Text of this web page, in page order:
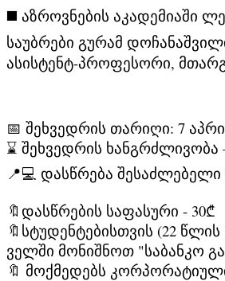
◼️ აზროვნების აკადემიაში
საუბრები გურამ
Ასისტენტ-Პროფესორი,
📅 შეხვედრის თარიღი: 7
⌛ შეხვედრის ხანგრძლივობა
📍💻 დასწრება
🔖დასწრების საფასური - 30₾
🔖სტუდენტებისთვის (22
ველში მონიშნოთ "საბანკო
🔖 მოქმედებს